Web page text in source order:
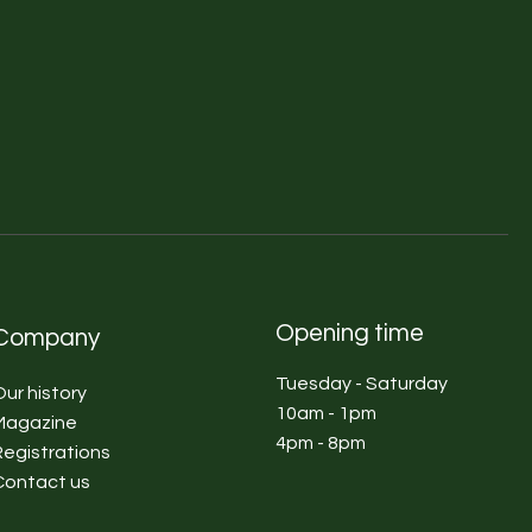
for its courses.
online, organizing various
the steps with a complete
Techniques to Styles, thus
homes, from the recovery of
history
us
Opening time
Tuesday - Saturday
10am - 1pm
4pm - 8pm